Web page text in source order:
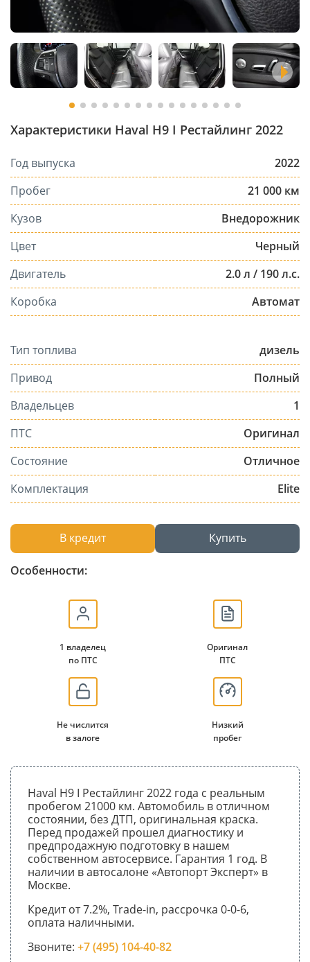
Характеристики Haval H9 I Рестайлинг 2022
Год выпуска
2022
Пробег
21 000 км
Кузов
Внедорожник
Цвет
Черный
Двигатель
2.0 л / 190 л.с.
Коробка
Автомат
Тип топлива
дизель
Привод
Полный
Владельцев
1
ПТС
Оригинал
Состояние
Отличное
Комплектация
Elite
В кредит Купить
Особенности:
1 владелец
по ПТС
Оригинал
ПТС
Не числится
в залоге
Низкий
пробег
Haval H9 I Рестайлинг 2022 года с реальным
пробегом 21000 км. Автомобиль в отличном
состоянии, без ДТП, оригинальная краска.
Перед продажей прошел диагностику и
предпродажную подготовку в нашем
собственном автосервисе. Гарантия 1 год. В
наличии в автосалоне «Автопорт Эксперт» в
Москве.
Кредит от 7.2%, Trade-in, рассрочка 0-0-6,
оплата наличными.
Звоните: +7 (495) 104-40-82